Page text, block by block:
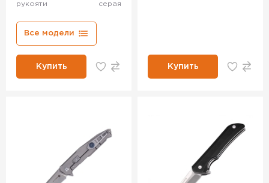
рукояти
серая
Все модели
Купить Купить